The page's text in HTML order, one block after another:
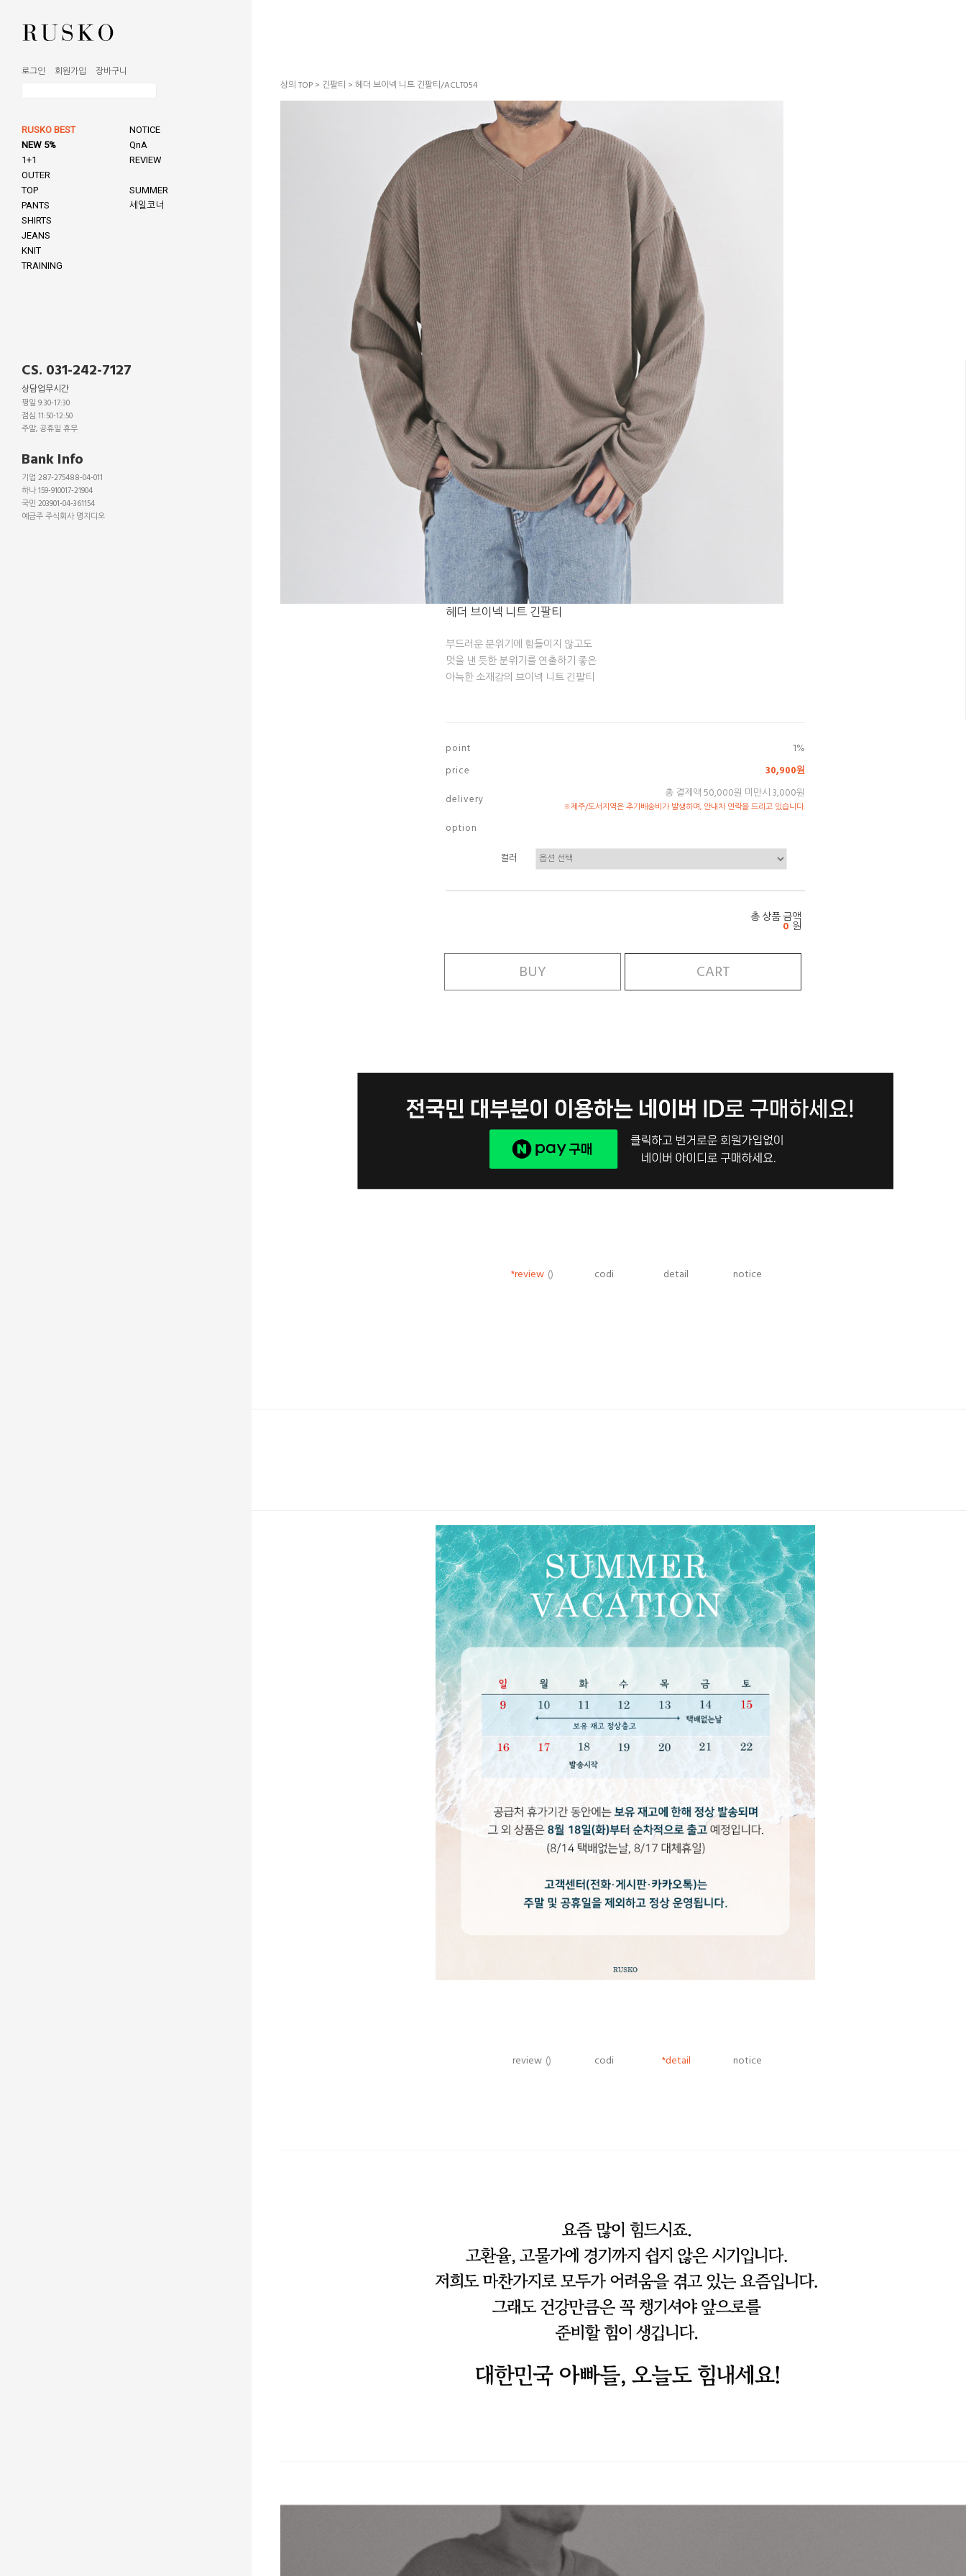
로그인 회원가입 장바구니
RUSKO BEST
NEW 5%
1+1
OUTER
TOP
PANTS
SHIRTS
JEANS
KNIT
TRAINING
NOTICE
QnA
REVIEW
SUMMER
세일코너
CS. 031-242-7127
상담업무시간
평일 9:30-17:30
점심 11:50-12:50
주말, 공휴일 휴무
Bank Info
기업 287-275488-04-011
하나 159-910017-21904
국민 203901-04-361154
예금주 주식회사 명지디오
상의 TOP > 긴팔티 > 헤더 브이넥 니트 긴팔티/ACLT054
헤더 브이넥 니트 긴팔티
부드러운 분위기에 힘들이지 않고도
멋을 낸 듯한 분위기를 연출하기 좋은
아늑한 소재감의 브이넥 니트 긴팔티
p o i n t
1%
p r i c e
30,900원
d e l i v e r y
총 결제액 50,000원 미만시 3,000원
※제주/도서지역은 추가배송비가 발생하며, 안내차 연락을 드리고 있습니다.
o p t i o n
컬러
총 상품 금액
0 원
BUY CART
*review () codi detail notice
review () codi *detail notice